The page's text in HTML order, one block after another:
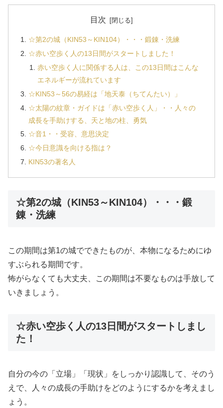
目次
☆第2の城（KIN53～KIN104）・・・鍛錬・洗練
☆赤い空歩く人の13日間がスタートしました！
赤い空歩く人に関係する人は、この13日間はこんな
エネルギーが流れています
☆KIN53～56の易経は「地天泰（ちてんたい）」
☆太陽の紋章・ガイドは「赤い空歩く人」・・人々の
成長を手助けする、天と地の柱、勇気
☆音1・・受容、意思決定
☆今日意識を向ける指は？
KIN53の著名人
☆第2の城（KIN53～KIN104）・・・鍛
錬・洗練
この期間は第1の城でできたものが、本物になるためにゆ
すぶられる期間です。
怖がらなくても大丈夫、この期間は不要なものは手放して
いきましょう。
☆赤い空歩く人の13日間がスタートしまし
た！
自分の今の「立場」「現状」をしっかり認識して、そのう
えで、人々の成長の手助けをどのようにするかを考えまし
ょう。